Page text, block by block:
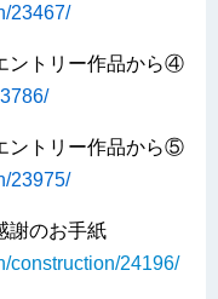
23467/
ントリー作品から④
ントリー作品から⑤
23975/
謝のお手紙
construction/24196/